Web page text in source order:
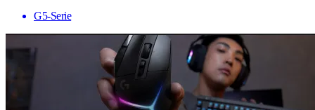
G5-Serie